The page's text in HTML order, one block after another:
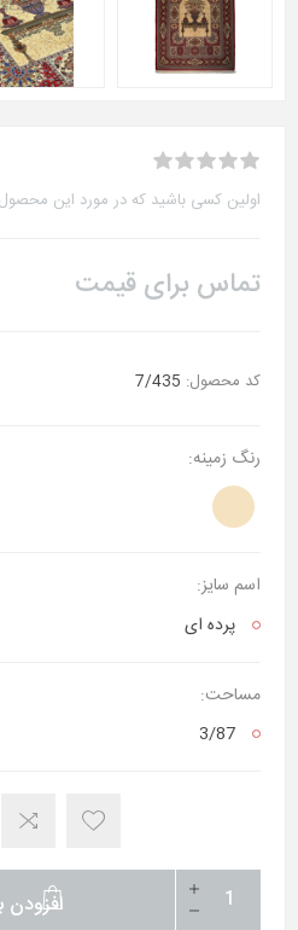
اولین کسی باشید که در مورد این
تماس برای قیمت
کد محصول: 7/435
رنگ زمینه:
اسم سایز:
پرده ای
مساحت:
3/87